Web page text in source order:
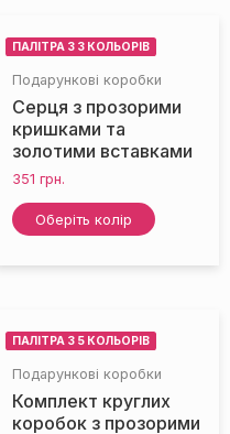
ПАЛІТРА З 3 КОЛЬОРІВ
Подарункові коробки
Серця з прозорими
кришками та
золотими вставками
351 грн.
Оберіть колір
ПАЛІТРА З 5 КОЛЬОРІВ
Подарункові коробки
Комплект круглих
коробок з прозорими